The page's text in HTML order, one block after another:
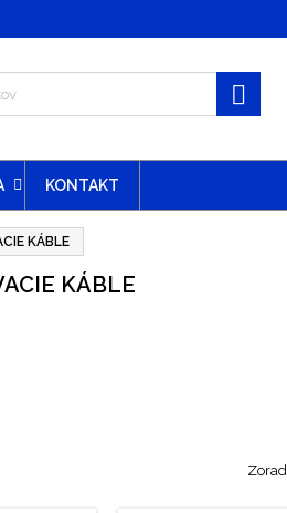

KONTAKT
KÁBLE
KÁBLE